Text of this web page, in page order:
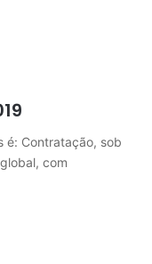
é: Contratação, sob
com